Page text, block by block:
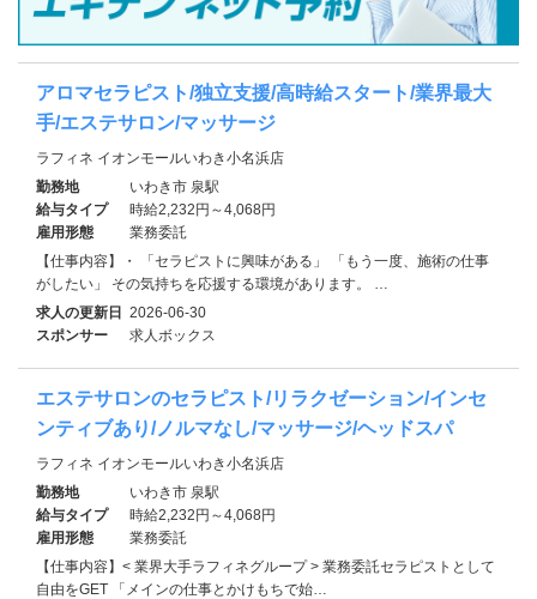
アロマセラピスト/独立支援/高時給スタート/業界最大
手/エステサロン/マッサージ
ラフィネ イオンモールいわき小名浜店
勤務地
いわき市 泉駅
給与タイプ
時給2,232円～4,068円
雇用形態
業務委託
【仕事内容】・ 「セラピストに興味がある」 「もう一度、施術の仕事
がしたい」 その気持ちを応援する環境があります。 …
求人の更新日 2026-06-30
スポンサー
求人ボックス
エステサロンのセラピスト/リラクゼーション/インセ
ンティブあり/ノルマなし/マッサージ/ヘッドスパ
ラフィネ イオンモールいわき小名浜店
勤務地
いわき市 泉駅
給与タイプ
時給2,232円～4,068円
雇用形態
業務委託
【仕事内容】< 業界大手ラフィネグループ > 業務委託セラピストとして
自由をGET 「メインの仕事とかけもちで始…